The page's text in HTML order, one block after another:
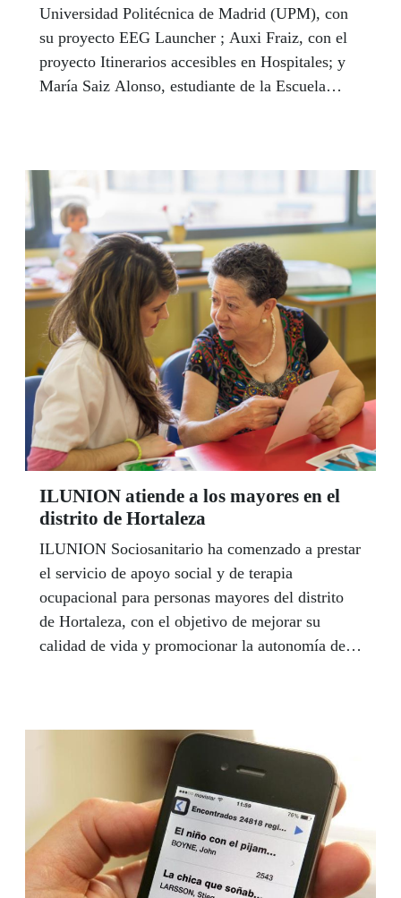
Universidad Politécnica de Madrid (UPM), con
su proyecto EEG Launcher ; Auxi Fraiz, con el
proyecto Itinerarios accesibles en Hospitales; y
María Saiz Alonso, estudiante de la Escuela
ONCE.
ILUNION atiende a los mayores en el
distrito de Hortaleza
ILUNION Sociosanitario ha comenzado a prestar
el servicio de apoyo social y de terapia
ocupacional para personas mayores del distrito
de Hortaleza, con el objetivo de mejorar su
calidad de vida y promocionar la autonomía de